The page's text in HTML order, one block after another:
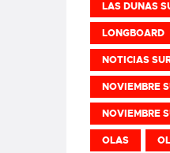
LAS DUNAS
LONGBOARD
NOTICIAS
NOVIEMBRE
NOVIEMBRE
OLAS